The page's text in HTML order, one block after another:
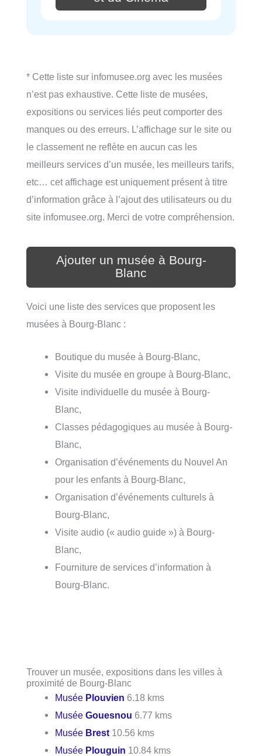
* Cette liste sur infomusee.org avec les musées
n’est pas exhaustive. Cette liste de musées,
expositions ou services liés peut comporter des
manques ou des erreurs. L’affichage sur le site ou
le classement ne reflète en aucun cas les
meilleurs services d’un musée, les meilleurs tarifs,
etc… cet affichage est uniquement présent à titre
d’information grâce à l’ajout des utilisateurs ou du
site infomusee.org. Merci de votre compréhension.
Ajouter un musée à Bourg-
Blanc
Voici une liste des services que proposent les
musées à Bourg-Blanc :
Boutique du musée à Bourg-Blanc,
Visite du musée en groupe à Bourg-Blanc,
Visite individuelle du musée à Bourg-
Blanc,
Classes pédagogiques au musée à Bourg-
Blanc,
Organisation d’événements du Nouvel An
pour les enfants à Bourg-Blanc,
Organisation d’événements culturels à
Bourg-Blanc,
Visite audio (« audio guide ») à Bourg-
Blanc,
Fourniture de services d’information à
Bourg-Blanc.
Trouver un musée, expositions dans les villes à
proximité de Bourg-Blanc
Musée Plouvien 6.18 kms
MuséeGouesnou 6.77 kms
Musée Brest 10.56 kms
Musée Plouguin 10.84 kms